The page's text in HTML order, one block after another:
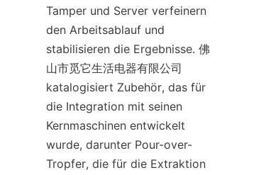
Tamper und Server verfeinern
den Arbeitsablauf und
stabilisieren die Ergebnisse. 佛
山市觅它生活电器有限公司
katalogisiert Zubehör, das für
die Integration mit seinen
Kernmaschinen entwickelt
wurde, darunter Pour-over-
Tropfer, die für die Extraktion